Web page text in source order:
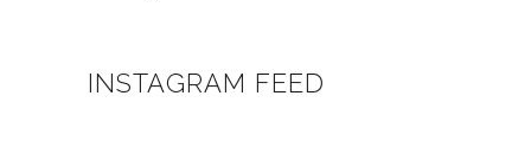
INSTAGRAM FEED